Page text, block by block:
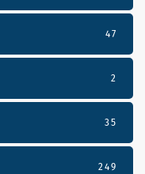
47
2
35
249